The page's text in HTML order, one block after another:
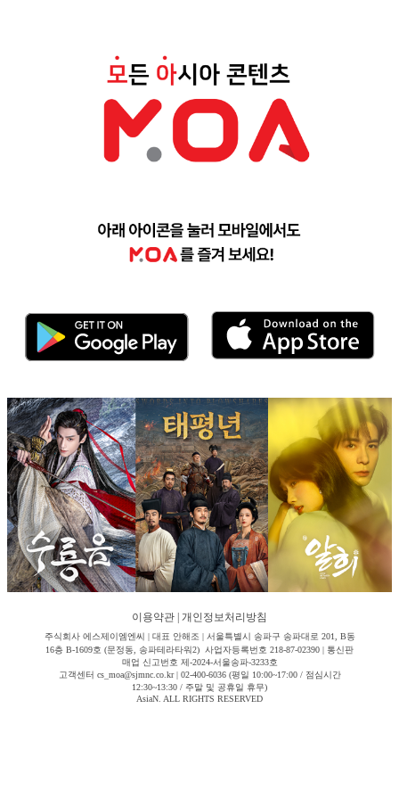
이용약관 개인정보처리방침
주식회사 에스제이엠엔씨 | 대표 안해조 | 서울특별시 송파구 송파대로 201, B동
16층 B-1609호 (문정동, 송파테라타워2) 사업자등록번호 218-87-02390 | 통신판
매업 신고번호 제-2024-서울송파-3233호
고객센터 cs_moa@sjmnc.co.kr | 02-400-6036 (평일 10:00~17:00 / 점심시간
12:30~13:30 / 주말 및 공휴일 휴무)
AsiaN. ALL RIGHTS RESERVED